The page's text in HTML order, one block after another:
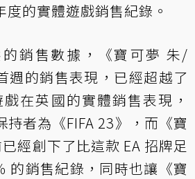
度的實體遊戲銷售紀錄。
銷售數據，《寶可夢 朱/
週的銷售表現，已經超越了
在英國的實體銷售表現，
持者為《FIFA 23》，而《寶
經創下了比這款 EA 招牌足
的銷售紀錄，同時也讓《寶